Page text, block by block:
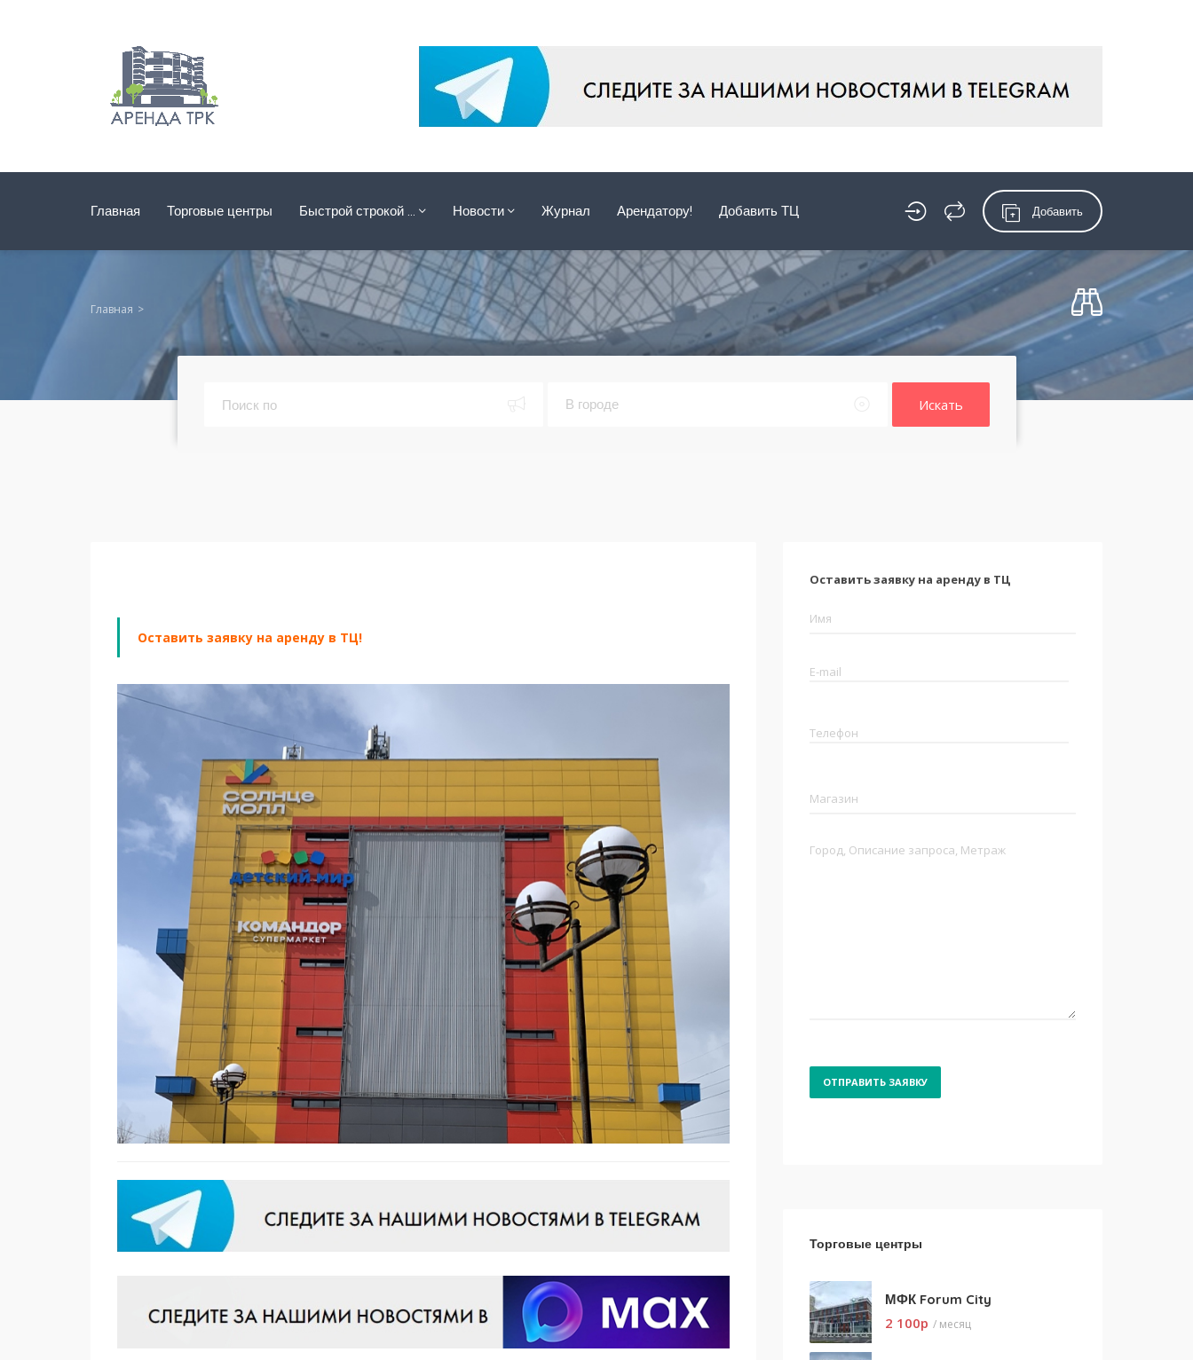
Главная Торговые центры Быстрой строкой … Новости Журнал Арендатору! Добавить ТЦ Добавить
Главная
Искать
Оставить заявку на аренду в ТЦ!
Оставить заявку на аренду в ТЦ
Торговые центры
МФК Forum City
2 100p / месяц